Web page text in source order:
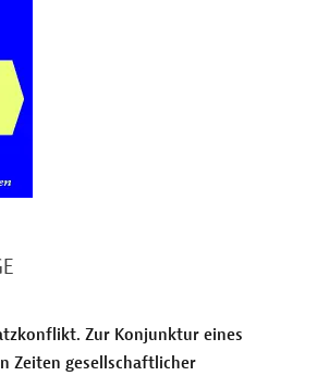
Zur Konjunktur eines
Zeiten gesellschaftlicher